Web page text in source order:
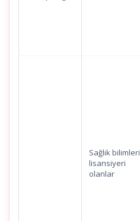
Sağlık bilimleri
lisansiyeri
olanlar